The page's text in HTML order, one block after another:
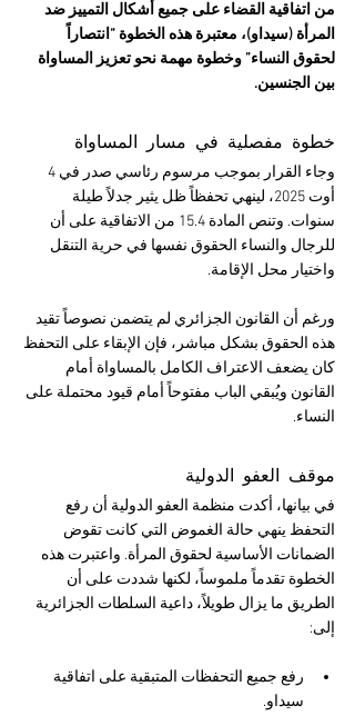
من اتفاقية القضاء على جميع أشكال التمييز ضد
المرأة (سيداو)، معتبرة هذه الخطوة “انتصاراً
لحقوق النساء” وخطوة مهمة نحو تعزيز المساواة
بين الجنسين.
خطوة مفصلية في مسار المساواة
أوت 2025، لينهي تحفظاً ظل يثير جدلاً طيلة
سنوات. وتنص المادة 15.4 من الاتفاقية على أن
للرجال والنساء الحقوق نفسها في حرية التنقل
واختيار محل الإقامة.
ورغم أن القانون الجزائري لم يتضمن نصوصاً تقيد
هذه الحقوق بشكل مباشر، فإن الإبقاء على التحفظ
كان يضعف الاعتراف الكامل بالمساواة أمام
القانون ويُبقي الباب مفتوحاً أمام قيود محتملة على
النساء.
موقف العفو الدولية
في بيانها، أكدت منظمة العفو الدولية أن رفع
التحفظ ينهي حالة الغموض التي كانت تقوض
الضمانات الأساسية لحقوق المرأة. واعتبرت هذه
الخطوة تقدماً ملموساً، لكنها شددت على أن
الطريق ما يزال طويلاً، داعية السلطات الجزائرية
إلى:
رفع جميع التحفظات المتبقية على اتفاقية
سيداو.